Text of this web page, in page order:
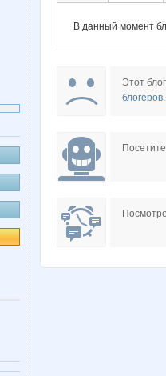
В данный момент
Этот
блогеров.